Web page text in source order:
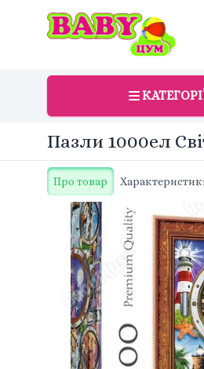
Пазли 1000ел
Про товар